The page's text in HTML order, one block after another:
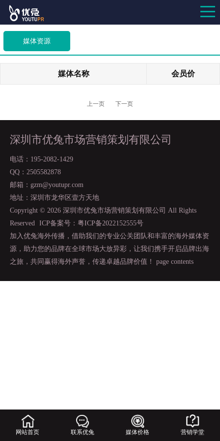
媒体资源
媒体名称 会员价
上一页 下一页
深圳市优兔市场营销策划有限公司
电话：195-2082-1429
QQ：2505582878
邮箱：gzm@youtupr.com
地址：深圳市龙华区壹方天地
Copyright © 2026 深圳市优兔市场营销策划有限公司 All Rights
Reserved
ICP备案号：粤ICP备2022152555号
加入优兔海外传播，借助我们的专业公关团队和丰富的海外媒体资
源，助力您的品牌在全球市场大放异彩，让我们携手开启品牌出海
之旅，共同赢得海外声誉，传递卓越品牌价值！ page contents
网站首页 联系优兔 媒体价格 营销学堂